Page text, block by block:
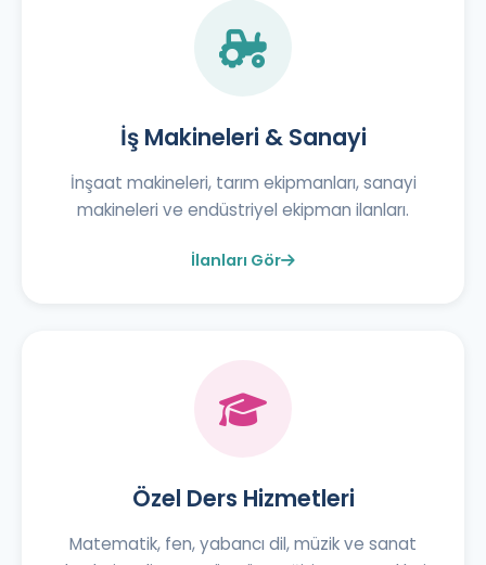
İş Makineleri & Sanayi
İnşaat makineleri, tarım ekipmanları, sanayi
makineleri ve endüstriyel ekipman ilanları.
İlanları Gör
Özel Ders Hizmetleri
Matematik, fen, yabancı dil, müzik ve sanat